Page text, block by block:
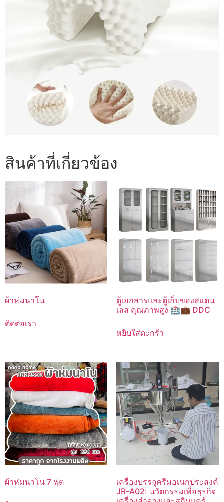
สินค้าที่เกี่ยวข้อง
ผ้าห่มนาโน
ติดต่อเรา
ตู้เอกสารและตู้เก็บของสแตน
เลส คุณภาพสูง 🏥💼 DDC
หยิบใส่ตะกร้า
ผ้าห่มนาโน 7 ฟุต
เครื่องบรรจุครีมอเนกประสงค์
JR-A02: นวัตกรรมเพื่อธุรกิจ